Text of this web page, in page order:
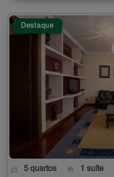
Destaque
5 quartos 1 suíte